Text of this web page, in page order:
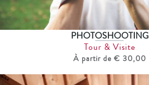
PHOTOSHOOTING
Tour & Visite
À partir de € 30,00